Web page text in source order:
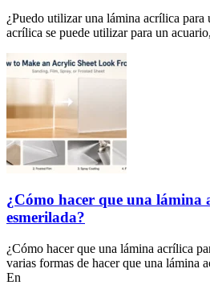
¿Puedo utilizar una lámina acrílica para
acrílica se puede utilizar para un
¿Cómo hacer que una lámina
esmerilada?
¿Cómo hacer que una lámina acrílica
varias formas de hacer que una lámina
En